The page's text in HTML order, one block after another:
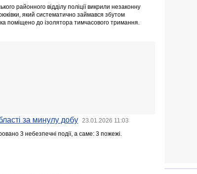
районного відділу поліції викрили незаконну
який систематично займався збутом
поміщено до ізолятора тимчасового тримання.
за минулу добу 23.01.2026 11:03
3 небезпечні події, а саме: 3 пожежі.